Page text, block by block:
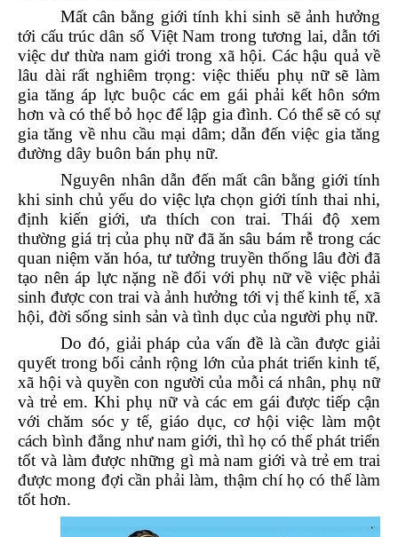
Mất cân bằng giới tính khi sinh sẽ ảnh hưởng
tới cấu trúc dân số Việt Nam trong tương lai, dẫn tới
việc dư thừa nam giới trong xã hội. Các hậu quả về
lâu dài rất nghiêm trọng: việc thiếu phụ nữ sẽ làm
gia tăng áp lực buộc các em gái phải kết hôn sớm
hơn và có thể bỏ học để lập gia đình. Có thể sẽ có sự
gia tăng về nhu cầu mại dâm; dẫn đến việc gia tăng
đường dây buôn bán phụ nữ.
Nguyên nhân dẫn đến mất cân bằng giới tính
khi sinh chủ yếu do việc lựa chọn giới tính thai nhi,
định kiến giới, ưa thích con trai. Thái độ xem
thường giá trị của phụ nữ đã ăn sâu bám rễ trong các
quan niệm văn hóa, tư tưởng truyền thống lâu đời đã
tạo nên áp lực nặng nề đối với phụ nữ về việc phải
sinh được con trai và ảnh hưởng tới vị thế kinh tế, xã
hội, đời sống sinh sản và tình dục của người phụ nữ.
Do đó, giải pháp của vấn đề là cần được giải
quyết trong bối cảnh rộng lớn của phát triển kinh tế,
xã hội và quyền con người của mỗi cá nhân, phụ nữ
và trẻ em. Khi phụ nữ và các em gái được tiếp cận
với chăm sóc y tế, giáo dục, cơ hội việc làm một
cách bình đẳng như nam giới, thì họ có thể phát triển
tốt và làm được những gì mà nam giới và trẻ em trai
được mong đợi cần phải làm, thậm chí họ có thể làm
tốt hơn.